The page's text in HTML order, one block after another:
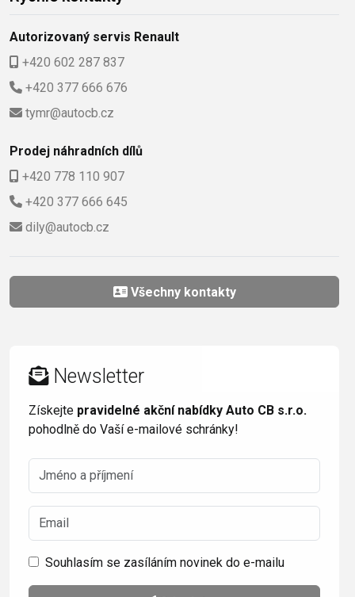
Autorizovaný servis Renault
+420 602 287 837
+420 377 666 676
tymr@autocb.cz
Prodej náhradních dílů
+420 778 110 907
+420 377 666 645
dily@autocb.cz
Všechny kontakty
Newsletter
Získejte pravidelné akční nabídky Auto CB s.r.o.
pohodlně do Vaší e-mailové schránky!
Souhlasím se zasíláním novinek do e-mailu